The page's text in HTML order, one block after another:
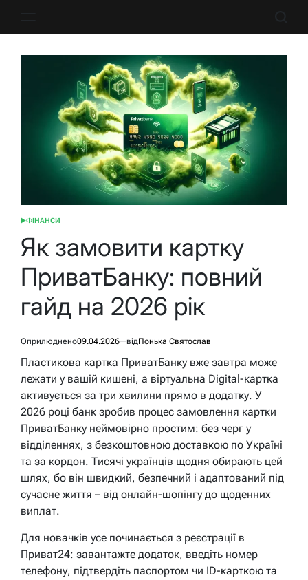
ОПУБЛІКУВАТИ
ФІНАНСИ
Як замовити картку
ПриватБанку: повний
гайд на 2026 рік
Оприлюднено09.04.2026 відПонька Святослав
Пластикова картка ПриватБанку вже завтра може
лежати у вашій кишені, а віртуальна Digital-картка
активується за три хвилини прямо в додатку. У
2026 році банк зробив процес замовлення картки
ПриватБанку неймовірно простим: без черг у
відділеннях, з безкоштовною доставкою по Україні
та за кордон. Тисячі українців щодня обирають цей
шлях, бо він швидкий, безпечний і адаптований під
сучасне життя – від онлайн-шопінгу до щоденних
виплат.
Для новачків усе починається з реєстрації в
Приват24: завантажте додаток, введіть номер
телефону, підтвердіть паспортом чи ID-карткою та